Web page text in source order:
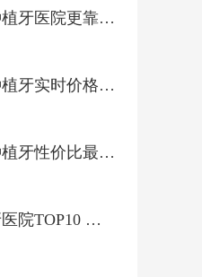
深圳哪家种植牙医院更靠谱 —— 医生技术与术后服务双考核
深圳2026种植牙实时价格查询 —— 最新行情速递
成都哪家种植牙性价比最高 —— 技术好+价格优，整友力荐
北京种植牙医院TOP10 —— 公立+私立全覆盖，含医生介绍